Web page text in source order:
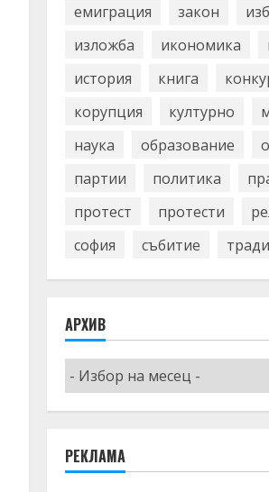
емиграция
закон
изложба
икономика
история
книга
корупция
културно
наука
образование
партии
политика
протест
протести
софия
събитие
АРХИВ
Архив
РЕКЛАМА